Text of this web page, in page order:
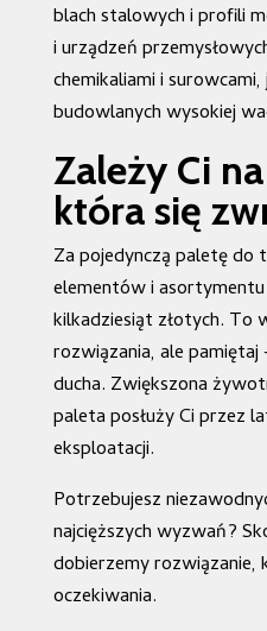
blach stalowych i profili
i urządzeń
chemikaliami i
budowlanych wysokiej
Zależy Ci
która się
Za pojedynczą paletę do
elementów i asortymentu
kilkadziesiąt złotych. To
rozwiązania, ale pamiętaj
ducha. Zwiększona
paleta posłuży Ci przez
eksploatacji.
Potrzebujesz
najcięższych wyzwań?
dobierzemy rozwiązanie,
oczekiwania.